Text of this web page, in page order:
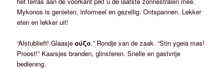
Mykonos is genieten, informeel en gezellig. Ontspannen. Lekker
eten en lekker uit!
“Alstublieft! Glaasjeούζο.” Rondje van de zaak. “Stin ygeia mas!
Proost!” Kaarsjes branden, glinsteren. Snelle en gastvrije
bediening.